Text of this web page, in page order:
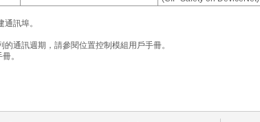
訊埠。
通訊週期，請參閱位置控制模組用戶手冊。
。